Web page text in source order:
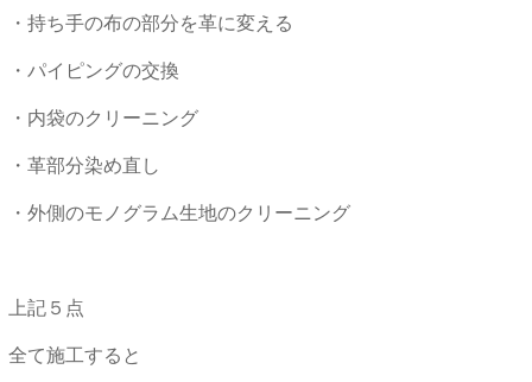
・持ち手の布の部分を革に変える
・パイピングの交換
・内袋のクリーニング
・革部分染め直し
・外側のモノグラム生地のクリーニング
上記５点
全て施工すると